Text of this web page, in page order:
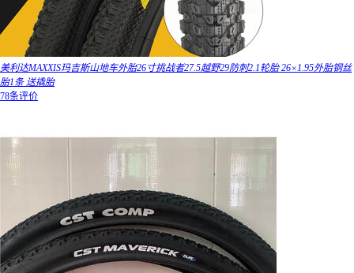
美利达MAXXIS玛吉斯山地车外胎26寸挑战者27.5越野29防刺2.1轮胎 26×1.95外胎钢丝
胎1条 送撬胎
78条评价